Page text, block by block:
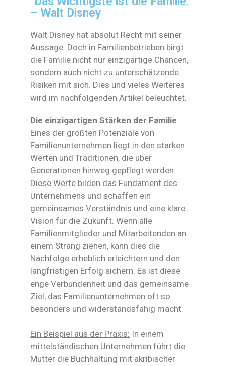
– Walt Disney
Walt Disney hat absolut Recht mit seiner
Aussage. Doch in Familienbetrieben birgt
die Familie nicht nur einzigartige Chancen,
sondern auch nicht zu unterschätzende
Risiken mit sich. Dies und vieles Weiteres
wird im nachfolgenden Artikel beleuchtet.
Die einzigartigen Stärken der Familie
Eines der größten Potenziale von
Familienunternehmen liegt in den starken
Werten und Traditionen, die über
Generationen hinweg gepflegt werden.
Diese Werte bilden das Fundament des
Unternehmens und schaffen ein
gemeinsames Verständnis und eine klare
Vision für die Zukunft. Wenn alle
Familienmitglieder und Mitarbeitenden an
einem Strang ziehen, kann dies die
Nachfolge erheblich erleichtern und den
langfristigen Erfolg sichern. Es ist diese
enge Verbundenheit und das gemeinsame
Ziel, das Familienunternehmen oft so
besonders und widerstandsfähig macht.
Ein Beispiel aus der Praxis: In einem
mittelständischen Unternehmen führt die
Mutter die Buchhaltung mit akribischer